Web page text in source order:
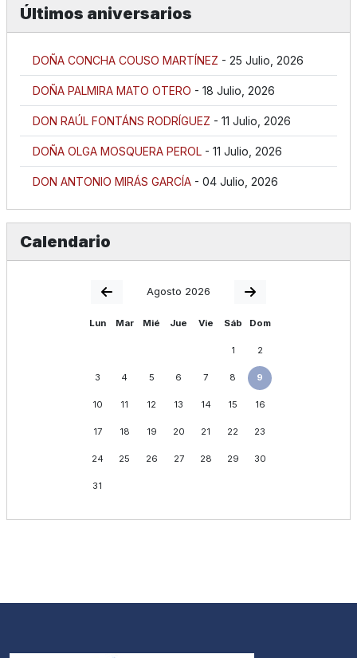
Últimos aniversarios
DOÑA CONCHA COUSO MARTÍNEZ - 25 Julio, 2026
DOÑA PALMIRA MATO OTERO - 18 Julio, 2026
DON RAÚL FONTÁNS RODRÍGUEZ - 11 Julio, 2026
DOÑA OLGA MOSQUERA PEROL - 11 Julio, 2026
DON ANTONIO MIRÁS GARCÍA - 04 Julio, 2026
Calendario
Agosto 2026
Lun Mar Mié Jue Vie Sáb Dom
1 2
3 4 5 6 7 8 9
10 11 12 13 14 15 16
17 18 19 20 21 22 23
24 25 26 27 28 29 30
31